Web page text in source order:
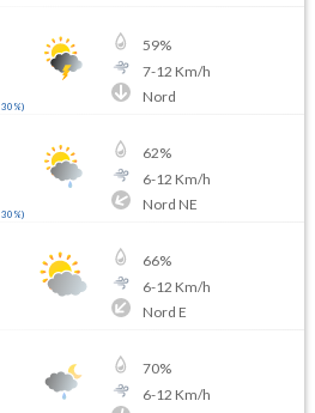
30 %)
59%
7-12 Km/h
Nord
30 %)
62%
6-12 Km/h
Nord NE
66%
6-12 Km/h
Nord E
70%
6-12 Km/h